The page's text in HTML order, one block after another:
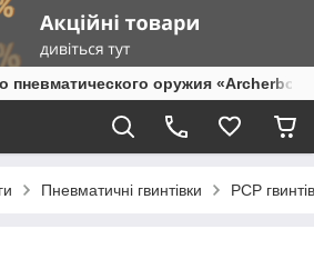
пневматического оружия
Пневматичні гвинтівки PCP